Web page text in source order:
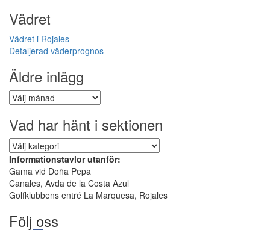
Vädret
Vädret i Rojales
Detaljerad väderprognos
Äldre inlägg
Äldre
inlägg
Vad har hänt i sektionen
Vad
har
hänt
i
sektionen
Informationstavlor utanför:
Gama vid Doña Pepa
Canales, Avda de la Costa Azul
Golfklubbens entré La Marquesa, Rojales
Följ oss